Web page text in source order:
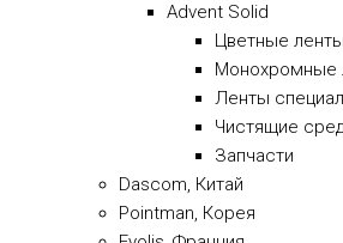
Advent Solid
Цветные
Монохромные
Ленты
Чистящие
Запчасти
Dascom, Китай
Pointman, Корея